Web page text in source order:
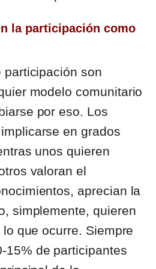
la participación como
son
modelo comunitario
por eso. Los
en grados
unos quieren
valoran el
aprecian la
simplemente, quieren
que ocurre. Siempre
15% de participantes